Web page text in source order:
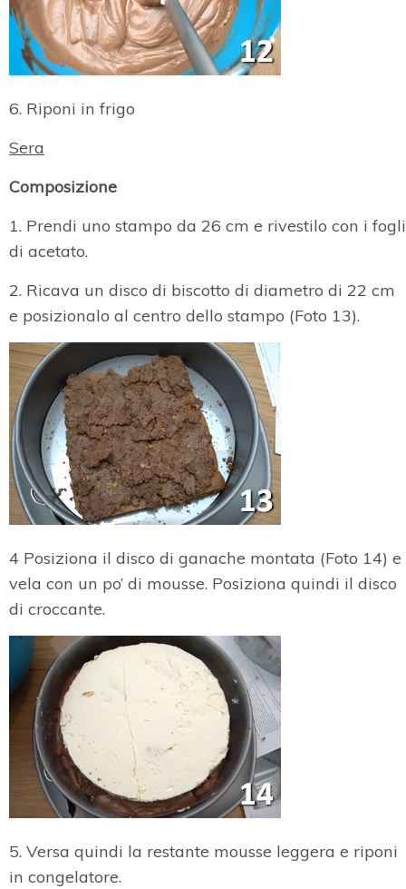
6. Riponi in frigo
Sera
Composizione
1. Prendi uno stampo da 26 cm e rivestilo con i fogli
di acetato.
2. Ricava un disco di biscotto di diametro di 22 cm
e posizionalo al centro dello stampo (Foto 13).
4 Posiziona il disco di ganache montata (Foto 14) e
vela con un po’ di mousse. Posiziona quindi il disco
di croccante.
5. Versa quindi la restante mousse leggera e riponi
in congelatore.